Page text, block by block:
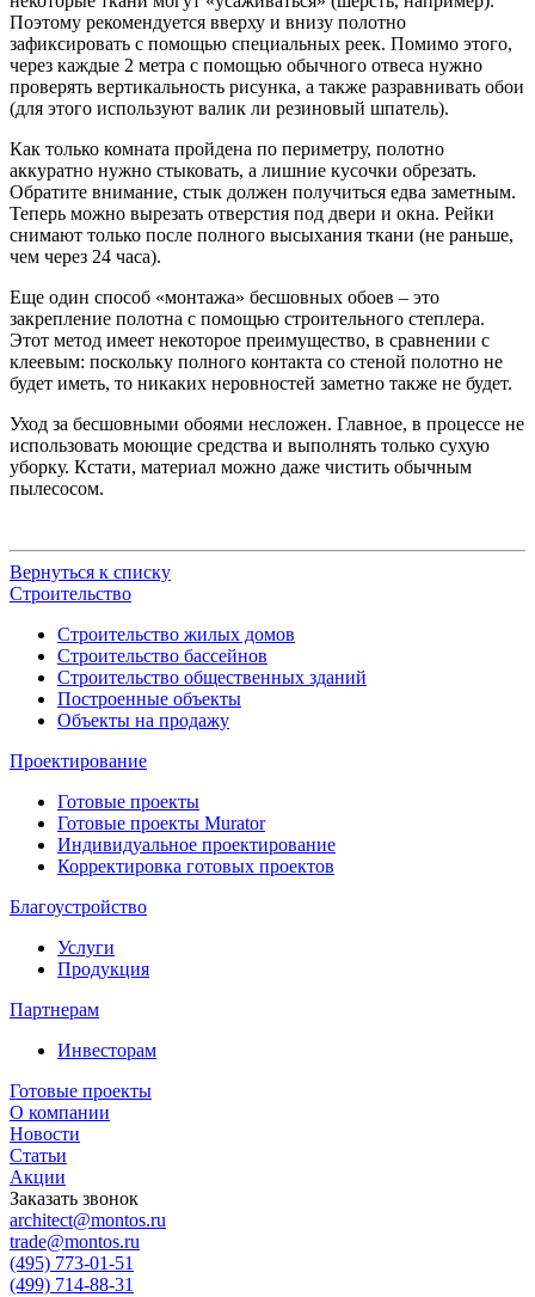
Поэтому рекомендуется вверху и внизу полотно
зафиксировать с помощью специальных реек. Помимо этого,
через каждые 2 метра с помощью обычного отвеса нужно
проверять вертикальность рисунка, а также разравнивать обои
(для этого используют валик ли резиновый шпатель).
Как только комната пройдена по периметру, полотно
аккуратно нужно стыковать, а лишние кусочки обрезать.
Обратите внимание, стык должен получиться едва заметным.
Теперь можно вырезать отверстия под двери и окна. Рейки
снимают только после полного высыхания ткани (не раньше,
чем через 24 часа).
Еще один способ «монтажа» бесшовных обоев – это
закрепление полотна с помощью строительного степлера.
Этот метод имеет некоторое преимущество, в сравнении с
клеевым: поскольку полного контакта со стеной полотно не
будет иметь, то никаких неровностей заметно также не будет.
Уход за бесшовными обоями несложен. Главное, в процессе не
использовать моющие средства и выполнять только сухую
уборку. Кстати, материал можно даже чистить обычным
пылесосом.
Вернуться к списку
Строительство
Строительство жилых домов
Строительство бассейнов
Строительство общественных зданий
Построенные объекты
Объекты на продажу
Проектирование
Готовые проекты
Готовые проекты Murator
Индивидуальное проектирование
Корректировка готовых проектов
Благоустройство
Услуги
Продукция
Партнерам
Инвесторам
Готовые проекты
О компании
Новости
Статьи
Акции
Заказать звонок
architect@montos.ru
trade@montos.ru
(495) 773-01-51
(499) 714-88-31